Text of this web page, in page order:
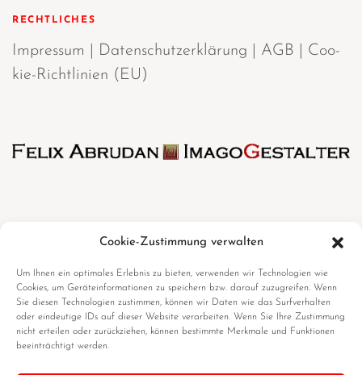
Cookie-Zustimmung verwalten
Um Ihnen ein optimales Erlebnis zu bieten, verwenden wir Technologien wie
Cookies, um Geräteinformationen zu speichern bzw. darauf zuzugreifen. Wenn
Sie diesen Technologien zustimmen, können wir Daten wie das Surfverhalten
oder eindeutige IDs auf dieser Website verarbeiten. Wenn Sie Ihre Zustimmung
nicht erteilen oder zurückziehen, können bestimmte Merkmale und Funktionen
beeinträchtigt werden.
RECHTLICHES
Impres­sum Daten­schutz­er­klä­rung AGB
Coo­
kie-Richt­li­ni­en (EU)